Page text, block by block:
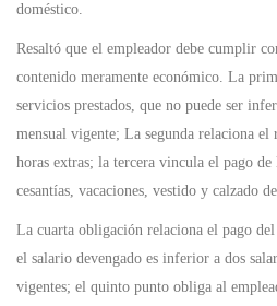
doméstico.
Resaltó que el empleador debe cumplir
contenido meramente económico. La
servicios prestados, que no puede ser
mensual vigente; La segunda relaciona
horas extras; la tercera vincula el pago de
cesantías, vacaciones, vestido y calzado
La cuarta obligación relaciona el pago
el salario devengado es inferior a dos
vigentes; el quinto punto obliga al